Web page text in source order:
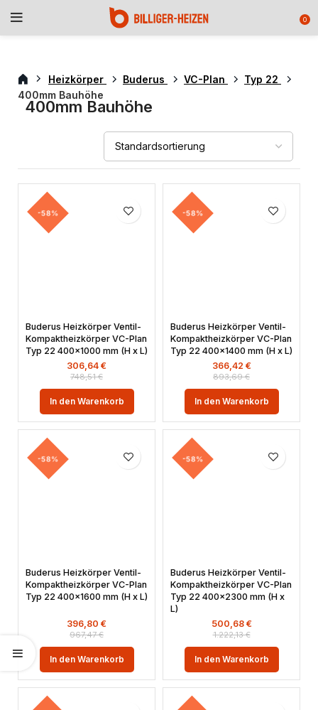
0
Heizkörper Buderus VC-Plan
Typ 22
400mm Bauhöhe
400mm Bauhöhe
-58%
Buderus Heizkörper Ventil-
Kompaktheizkörper VC-Plan
Typ 22 400×1000 mm (H x L)
748,51€
306,64 €
In den Warenkorb
-58%
Buderus Heizkörper Ventil-
Kompaktheizkörper VC-Plan
Typ 22 400×1400 mm (H x L)
893,69€
366,42 €
In den Warenkorb
-58%
Buderus Heizkörper Ventil-
Kompaktheizkörper VC-Plan
Typ 22 400×1600 mm (H x L)
967,47€
396,80 €
In den Warenkorb
-58%
Buderus Heizkörper Ventil-
Kompaktheizkörper VC-Plan
Typ 22 400×2300 mm (H x
L)
1.222,13€
500,68 €
In den Warenkorb